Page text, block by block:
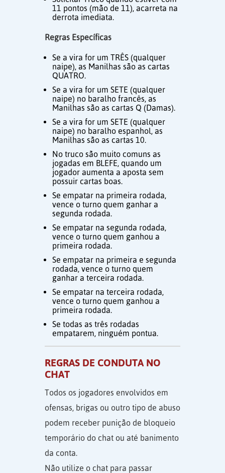
11 pontos (mão de 11), acarreta na
derrota imediata.
Regras Específicas
Se a vira for um TRÊS (qualquer
naipe), as Manilhas são as cartas
QUATRO.
Se a vira for um SETE (qualquer
naipe) no baralho francês, as
Manilhas são as cartas Q (Damas).
Se a vira for um SETE (qualquer
naipe) no baralho espanhol, as
Manilhas são as cartas 10.
No truco são muito comuns as
jogadas em BLEFE, quando um
jogador aumenta a aposta sem
possuir cartas boas.
Se empatar na primeira rodada,
vence o turno quem ganhar a
segunda rodada.
Se empatar na segunda rodada,
vence o turno quem ganhou a
primeira rodada.
Se empatar na primeira e segunda
rodada, vence o turno quem
ganhar a terceira rodada.
Se empatar na terceira rodada,
vence o turno quem ganhou a
primeira rodada.
Se todas as três rodadas
empatarem, ninguém pontua.
REGRAS DE CONDUTA NO
CHAT
Todos os jogadores envolvidos em
ofensas, brigas ou outro tipo de abuso
podem receber punição de bloqueio
temporário do chat ou até banimento
da conta.
Não utilize o chat para passar